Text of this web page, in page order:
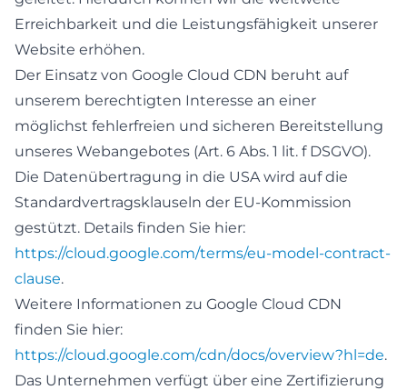
Erreichbarkeit und die Leistungsfähigkeit unserer
Website erhöhen.
Der Einsatz von Google Cloud CDN beruht auf
unserem berechtigten Interesse an einer
möglichst fehlerfreien und sicheren Bereitstellung
unseres Webangebotes (Art. 6 Abs. 1 lit. f DSGVO).
Die Datenübertragung in die USA wird auf die
Standardvertragsklauseln der EU-Kommission
gestützt. Details finden Sie hier:
https://cloud.google.com/terms/eu-model-contract-
clause.
Weitere Informationen zu Google Cloud CDN
finden Sie hier:
https://cloud.google.com/cdn/docs/overview?hl=de.
Das Unternehmen verfügt über eine Zertifizierung